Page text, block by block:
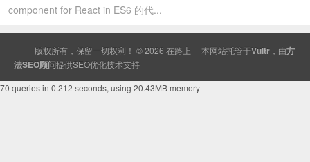
component for React in ES6 的代...
版权所有，保留一切权利！ © 2026 在路上 本网站托管于Vultr ，由方
法SEO顾问提供SEO优化技术支持
70 queries in 0.212 seconds, using 20.43MB memory